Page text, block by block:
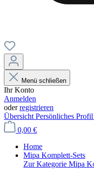
Menü schließen
Ihr Konto
Anmelden
oderregistrieren
Übersicht Persönliches Profil
0,00 €
Home
Mipa Komplett-Sets
Zur Kategorie Mipa